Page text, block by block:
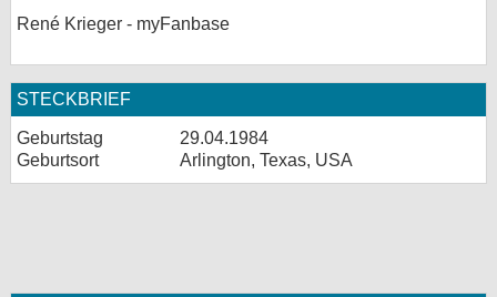
René Krieger - myFanbase
STECKBRIEF
Geburtstag
29.04.1984
Geburtsort
Arlington, Texas, USA
Impressum
Desktop-Ansicht